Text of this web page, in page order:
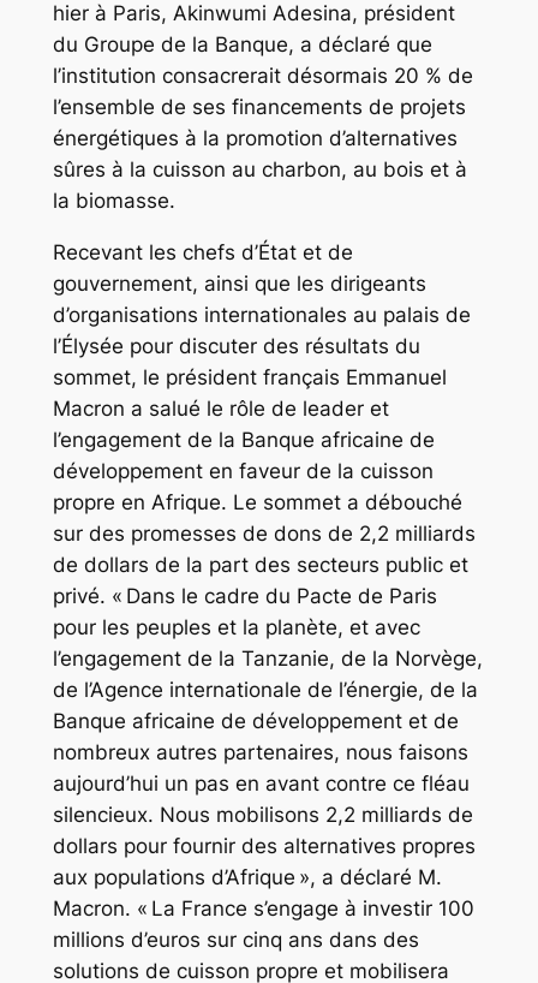
hier à Paris, Akinwumi Adesina, président
du Groupe de la Banque, a déclaré que
l’institution consacrerait désormais 20 % de
l’ensemble de ses financements de projets
énergétiques à la promotion d’alternatives
sûres à la cuisson au charbon, au bois et à
la biomasse.
Recevant les chefs d’État et de
gouvernement, ainsi que les dirigeants
d’organisations internationales au palais de
l’Élysée pour discuter des résultats du
sommet, le président français Emmanuel
Macron a salué le rôle de leader et
l’engagement de la Banque africaine de
développement en faveur de la cuisson
propre en Afrique. Le sommet a débouché
sur des promesses de dons de 2,2 milliards
de dollars de la part des secteurs public et
privé. « Dans le cadre du Pacte de Paris
pour les peuples et la planète, et avec
l’engagement de la Tanzanie, de la Norvège,
de l’Agence internationale de l’énergie, de la
Banque africaine de développement et de
nombreux autres partenaires, nous faisons
aujourd’hui un pas en avant contre ce fléau
silencieux. Nous mobilisons 2,2 milliards de
dollars pour fournir des alternatives propres
aux populations d’Afrique », a déclaré M.
Macron. « La France s’engage à investir 100
millions d’euros sur cinq ans dans des
solutions de cuisson propre et mobilisera